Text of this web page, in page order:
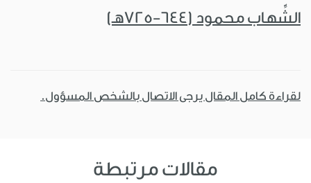
الشِّهاب محمود (644-725هـ)
لقراءة كامل المقال يرجى الاتصال بالشخص المسؤول.
مقالات مرتبطة